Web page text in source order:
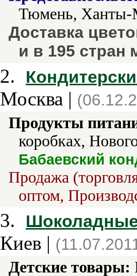
Тюмень, Ханты-
Доставка
и в 195 стран
2.
Москва |
Продукты
коробках,
Бабаевский
Продажа
оптом,
3. Шоколадные
Киев |
Детские товары: